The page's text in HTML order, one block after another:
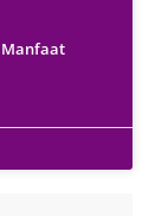
Manfaat